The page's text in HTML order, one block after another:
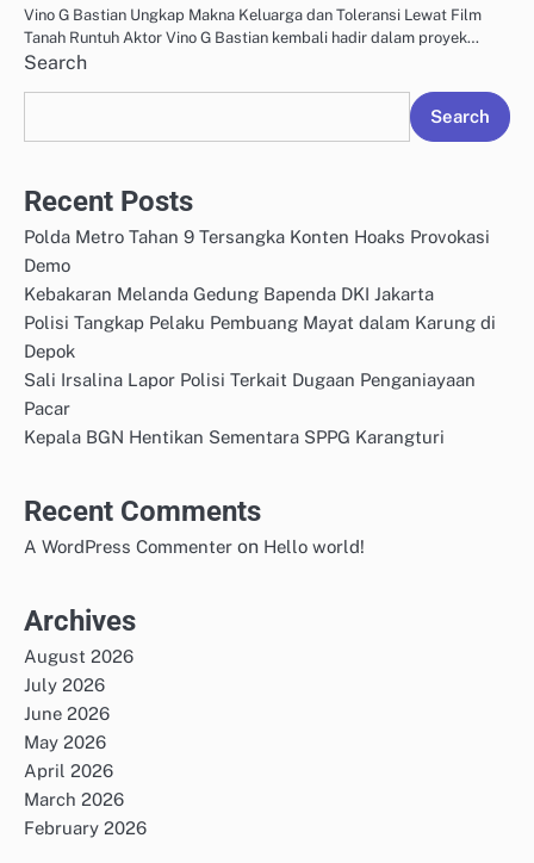
Vino G Bastian Ungkap Makna Keluarga dan Toleransi Lewat Film
Tanah Runtuh Aktor Vino G Bastian kembali hadir dalam proyek…
Search
Search
Recent Posts
Polda Metro Tahan 9 Tersangka Konten Hoaks Provokasi
Demo
Kebakaran Melanda Gedung Bapenda DKI Jakarta
Polisi Tangkap Pelaku Pembuang Mayat dalam Karung di
Depok
Sali Irsalina Lapor Polisi Terkait Dugaan Penganiayaan
Pacar
Kepala BGN Hentikan Sementara SPPG Karangturi
Recent Comments
A WordPress Commenter on Hello world!
Archives
August 2026
July 2026
June 2026
May 2026
April 2026
March 2026
February 2026